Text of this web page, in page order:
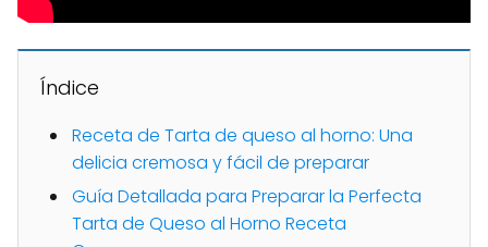
Índice
Receta de Tarta de queso al horno: Una
delicia cremosa y fácil de preparar
Guía Detallada para Preparar la Perfecta
Tarta de Queso al Horno Receta